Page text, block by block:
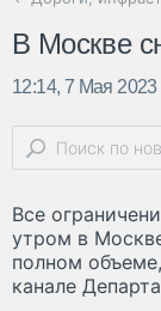
В Москве
12:14, 7 Мая 2023
Все
утром в
полном
канале